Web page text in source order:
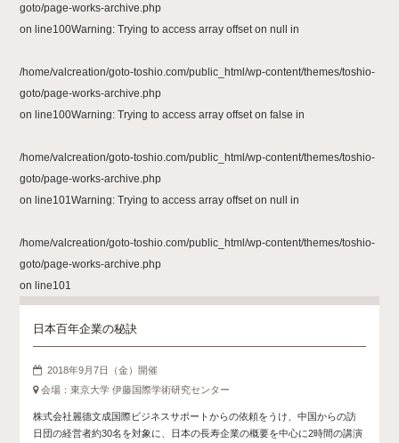
goto/page-works-archive.php
on line100Warning: Trying to access array offset on null in
/home/valcreation/goto-toshio.com/public_html/wp-content/themes/toshio-
goto/page-works-archive.php
on line100Warning: Trying to access array offset on false in
/home/valcreation/goto-toshio.com/public_html/wp-content/themes/toshio-
goto/page-works-archive.php
on line101Warning: Trying to access array offset on null in
/home/valcreation/goto-toshio.com/public_html/wp-content/themes/toshio-
goto/page-works-archive.php
on line101
日本百年企業の秘訣
2018年9月7日（金）開催
会場：東京大学 伊藤国際学術研究センター
株式会社麗德文成国際ビジネスサポートからの依頼をうけ、中国からの訪
日団の経営者約30名を対象に、日本の長寿企業の概要を中心に2時間の講演